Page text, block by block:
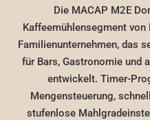
Die MACAP M2E
Kaffeemühlensegment
Familienunternehmen, das
für Bars, Gastronomie und
entwickelt. Timer-
Mengensteuerung,
stufenlose